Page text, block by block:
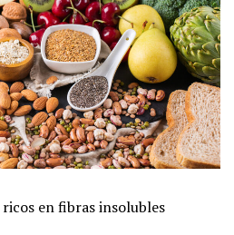
ricos en fibras insolubles